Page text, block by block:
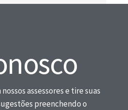
assessores e tire suas
preenchendo o